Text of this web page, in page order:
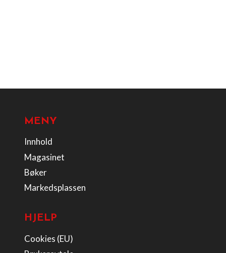
MENY
Innhold
Magasinet
Bøker
Markedsplassen
HJELP
Cookies (EU)